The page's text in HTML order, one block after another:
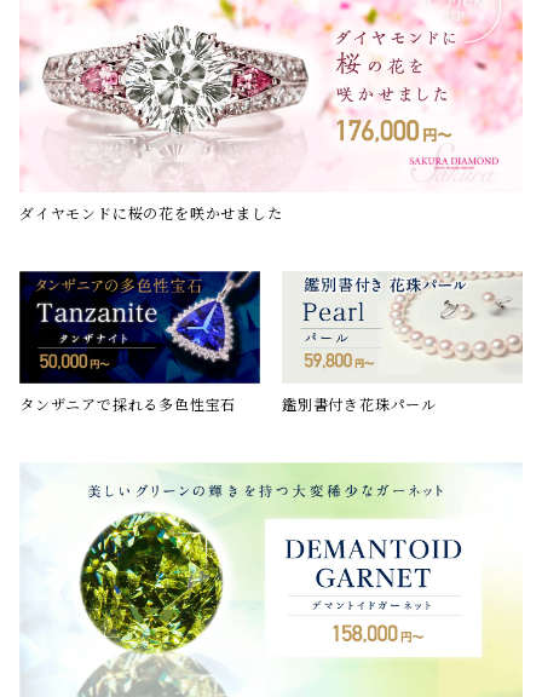
ダイヤモンドに桜の花を咲かせました
タンザニアで採れる多色性宝石 鑑別書付き花珠パール